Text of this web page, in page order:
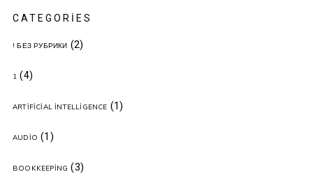
CATEGORIES
! БЕЗ РУБРИКИ (2)
1 (4)
ARTIFICIAL INTELLIGENCE (1)
AUDIO (1)
BOOKKEEPING (3)